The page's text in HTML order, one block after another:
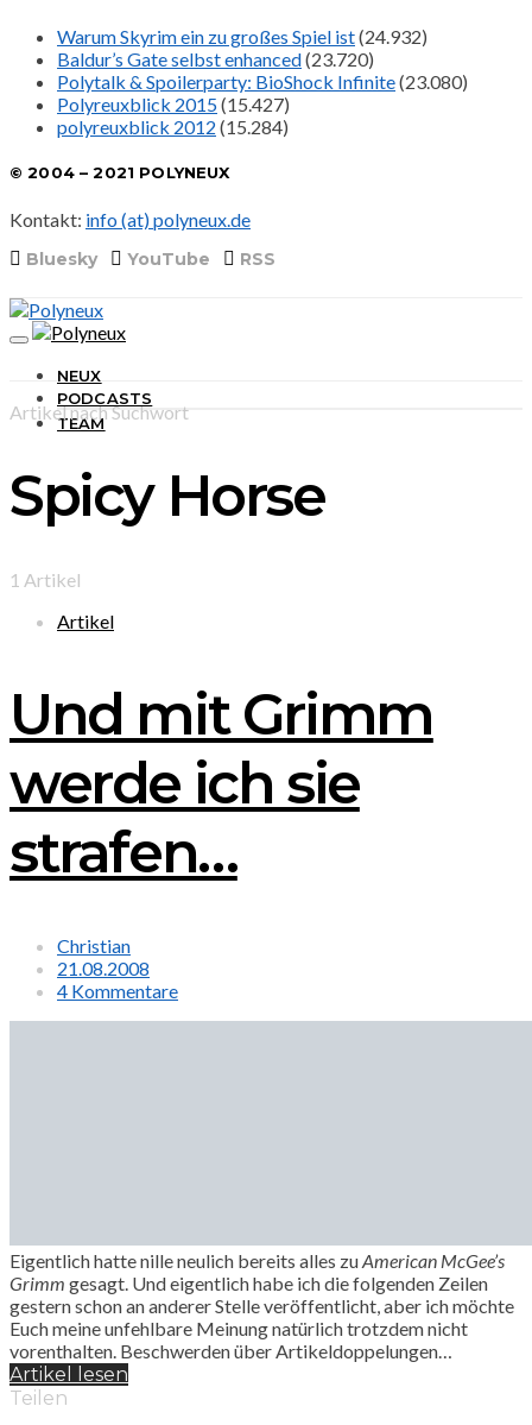
Warum Skyrim ein zu großes Spiel ist(24.932)
Baldur’s Gate selbst enhanced(23.720)
Polytalk & Spoilerparty: BioShock Infinite(23.080)
Polyreuxblick 2015(15.427)
polyreuxblick 2012 (15.284)
© 2004 – 2021 POLYNEUX
Kontakt: info (at) polyneux.de
Bluesky YouTube RSS
NEUX
PODCASTS
TEAM
Artikel nach Suchwort
Spicy Horse
1 Artikel
Artikel
Und mit Grimm
werde ich sie
strafen…
Christian
21.08.2008
4 Kommentare
Eigentlich hatte nille neulich bereits alles zuAmerican McGee’s
Grimm gesagt. Und eigentlich habe ich die folgenden Zeilen
gestern schon an anderer Stelle veröffentlicht, aber ich möchte
Euch meine unfehlbare Meinung natürlich trotzdem nicht
vorenthalten. Beschwerden über Artikeldoppelungen…
Artikel lesen
Teilen